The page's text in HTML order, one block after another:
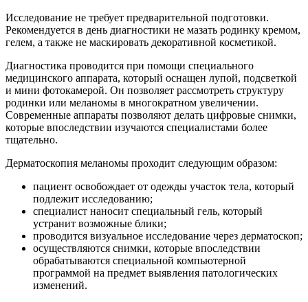
Исследование не требует предварительной подготовки.
Рекомендуется в день диагностики не мазать родинку кремом,
гелем, а также не маскировать декоративной косметикой.
Диагностика проводится при помощи специального
медицинского аппарата, который оснащен лупой, подсветкой
и мини фотокамерой. Он позволяет рассмотреть структуру
родинки или меланомы в многократном увеличении.
Современные аппараты позволяют делать цифровые снимки,
которые впоследствии изучаются специалистами более
тщательно.
Дерматоскопия меланомы проходит следующим образом:
пациент освобождает от одежды участок тела, который
подлежит исследованию;
специалист наносит специальный гель, который
устранит возможные блики;
проводится визуальное исследование через дерматоскоп;
осуществляются снимки, которые впоследствии
обрабатываются специальной компьютерной
программой на предмет выявления патологических
изменений.